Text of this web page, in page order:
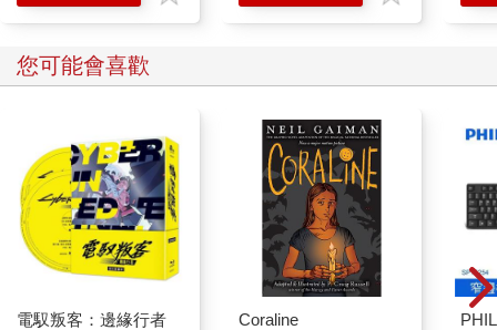
您可能會喜歡
電馭叛客：邊緣行者
Coraline